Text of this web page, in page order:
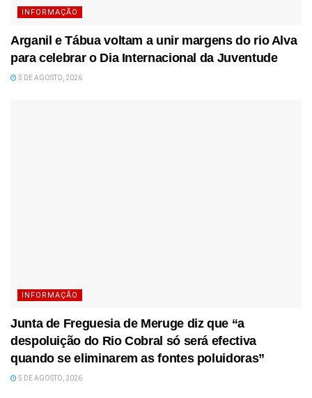
INFORMAÇÃO
Arganil e Tábua voltam a unir margens do rio Alva
para celebrar o Dia Internacional da Juventude
5 DE AGOSTO, 2026
INFORMAÇÃO
Junta de Freguesia de Meruge diz que “a
despoluição do Rio Cobral só será efectiva
quando se eliminarem as fontes poluidoras”
5 DE AGOSTO, 2026